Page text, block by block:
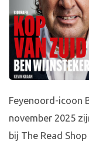
Feyenoord-icoon
november 2025
bij The Read